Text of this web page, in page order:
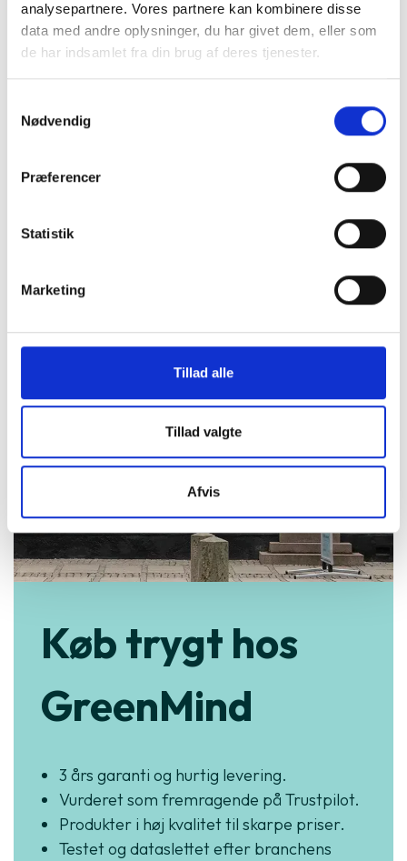
analysepartnere. Vores partnere kan kombinere disse
data med andre oplysninger, du har givet dem, eller som
de har indsamlet fra din brug af deres tjenester.
Nødvendig
Præferencer
Statistik
Marketing
Tillad alle
Tillad valgte
Afvis
199 kr.
inkluderet!)
Køb trygt hos
GreenMind
3 års garanti og hurtig levering.
Vurderet som fremragende på Trustpilot.
Produkter i høj kvalitet til skarpe priser.
Testet og dataslettet efter branchens